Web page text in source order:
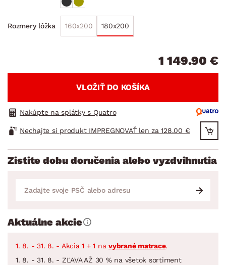
Rozmery lôžka 160x200 180x200
1 149.90 €
VLOŽIŤ DO KOŠÍKA
Nakúpte na splátky s Quatro
Nechajte si produkt IMPREGNOVAŤ len za 128.00 €
Zistite dobu doručenia alebo vyzdvihnutia
Aktuálne akcie
1. 8. - 31. 8. - Akcia 1 + 1 na vybrané matrace.
1. 8. - 31. 8. - ZĽAVA AŽ 30 % na všetok sortiment